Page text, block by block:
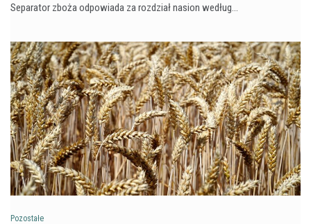
Separator zboża odpowiada za rozdział nasion według…
Pozostałe